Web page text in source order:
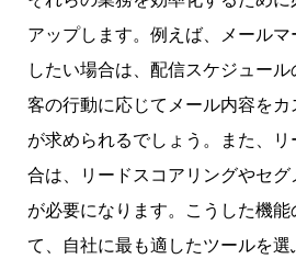
アップします。例えば、メール
したい場合は、配信スケジュー
客の行動に応じてメール内容を
が求められるでしょう。また、
合は、リードスコアリングやセ
が必要になります。こうした機能
て、自社に最も適したツールを選